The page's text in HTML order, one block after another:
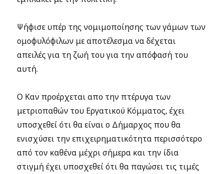
Ψήφισε υπέρ της νομιμοποίησης των γάμων των
ομοφυλόφιλων με αποτέλεσμα να δέχεται
απειλές για τη ζωή του για την απόφασή του
αυτή.
Ο Καν προέρχεται απο την πτέρυγα των
μετριοπαθών του Εργατικού Κόμματος, έχει
υποσχεθεί ότι θα είναι ο Δήμαρχος που θα
ενισχύσει την επιχειρηματικότητα περισσότερο
από τον καθένα μέχρι σήμερα και την ίδια
στιγμή έχει υποσχεθεί ότι θα παγώσει τις τιμές